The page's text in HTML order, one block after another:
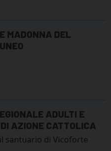
MADONNA DEL
ADULTI E
AZIONE CATTOLICA
santuario di Vicoforte